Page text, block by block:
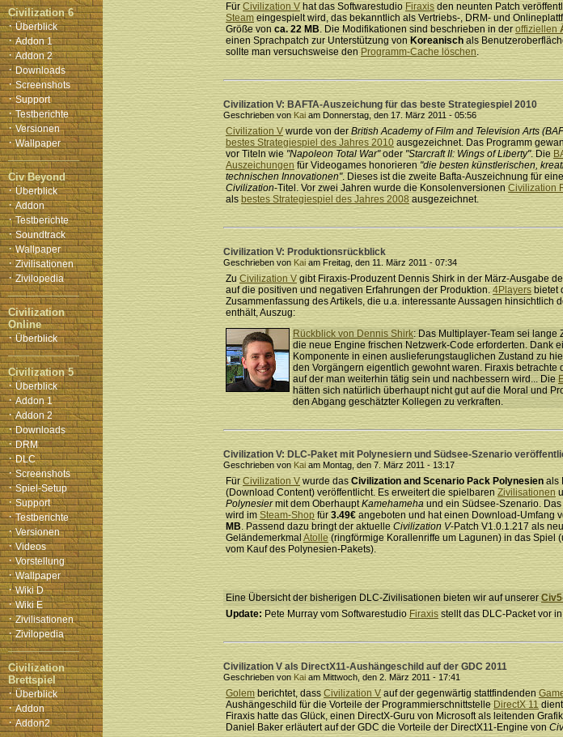
Civilization 6
·Überblick
·Addon 1
·Addon 2
·Downloads
·Screenshots
·Support
·Testberichte
·Versionen
·Wallpaper
Civ Beyond
·Überblick
·Addon
·Testberichte
·Soundtrack
·Wallpaper
·Zivilisationen
·Zivilopedia
Civilization
Online
·Überblick
Civilization 5
·Überblick
·Addon 1
·Addon 2
·Downloads
·DRM
·DLC
·Screenshots
·Spiel-Setup
·Support
·Testberichte
·Versionen
·Videos
·Vorstellung
·Wallpaper
·Wiki D
·Wiki E
·Zivilisationen
·Zivilopedia
Civilization
Brettspiel
·Überblick
·Addon
·Addon2
FürCivilization Vhat das Softwarestudio Firaxis den neunten Patch
Steam eingespielt wird, das bekanntlich als Vertriebs-, DRM- und
Größe von ca. 22 MB. Die Modifikationen sind beschrieben in der offiziellen
einen Sprachpatch zur Unterstützung vonKoreanisch als
sollte man versuchsweise den Programm-Cache löschen.
Civilization V: BAFTA-Auszeichung für das beste Strategiespiel 2010
Geschrieben von Kai am Donnerstag, den 17. März 2011 - 05:56
Civilization V wurde von der British Academy of Film and Television Arts
bestes Strategiespiel des Jahres 2010 ausgezeichnet. Das Programm
vor Titeln wie "Napoleon Total War"oder "Starcraft II: Wings of Liberty". Die
Auszeichungenfür Videogames honorieren "die besten künstlerischen,
technischen Innovationen". Dieses ist die zweite Bafta-Auszeichnung für
Civilization-Titel. Vor zwei Jahren wurde die Konsolenversionen Civilization
als bestes Strategiespiel des Jahres 2008ausgezeichnet.
Civilization V: Produktionsrückblick
Geschrieben von Kai am Freitag, den 11. März 2011 - 07:34
Zu Civilization V gibt Firaxis-Produzent Dennis Shirk in der März-Ausgabe
auf die positiven und negativen Erfahrungen der Produktion.4Players bietet
Zusammenfassung des Artikels, die u.a. interessante Aussagen hinsichtlich
enthält, Auszug:
Rückblick von Dennis Shirk: Das Multiplayer-Team sei lange
die neue Engine frischen Netzwerk-Code erforderten. Dank
Komponente in einen auslieferungstauglichen Zustand zu
den Vorgängern eigentlich gewohnt waren. Firaxis
auf der man weiterhin tätig sein und nachbessern wird... Die
hätten sich natürlich überhaupt nicht gut auf die Moral und
den Abgang geschätzter Kollegen zu verkraften.
Civilization V: DLC-Paket mit Polynesiern und Südsee-Szenario
Geschrieben vonKai am Montag, den 7. März 2011 - 13:17
Für Civilization V wurde dasCivilization and Scenario Pack Polynesienals
(Download Content) veröffentlicht. Es erweitert die spielbaren Zivilisationen
Polynesiermit dem OberhauptKamehamehaund ein Südsee-Szenario.
wird imSteam-Shopfür 3.49€angeboten und hat einen Download-Umfang
MB. Passend dazu bringt der aktuelle Civilization V-Patch V1.0.1.217 als
GeländemerkmalAtolle(ringförmige Korallenriffe um Lagunen) in das Spiel
vom Kauf des Polynesien-Pakets).
Eine Übersicht der bisherigen DLC-Zivilisationen bieten wir auf unserer
Update: Pete Murray vom Softwarestudio Firaxisstellt das DLC-Packet vor
Civilization V als DirectX11-Aushängeschild auf der GDC 2011
Geschrieben von Kaiam Mittwoch, den 2. März 2011 - 17:41
Golemberichtet, dass Civilization V auf der gegenwärtig stattfindenden
Aushängeschild für die Vorteile der Programmierschnittstelle DirectX 11
Firaxis hatte das Glück, einen DirectX-Guru von Microsoft als leitenden
Daniel Baker erläutert auf der GDC die Vorteile der DirectX11-Engine von